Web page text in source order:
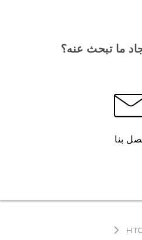
ما تبحث عنه؟
بنا